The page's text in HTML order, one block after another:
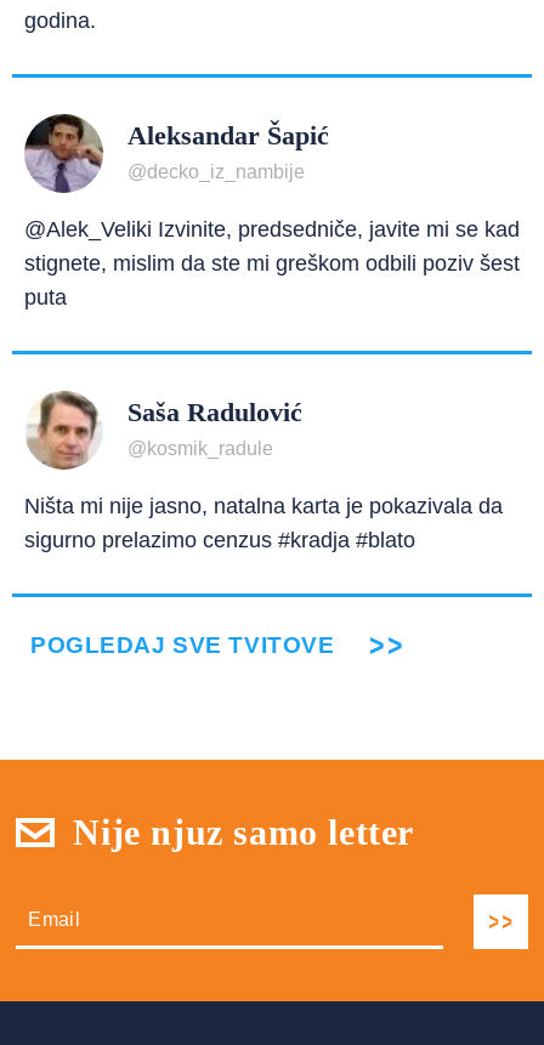
godina.
Aleksandar Šapić
@decko_iz_nambije
@Alek_Veliki Izvinite, predsedniče, javite mi se kad
stignete, mislim da ste mi greškom odbili poziv šest
puta
Saša Radulović
@kosmik_radule
Ništa mi nije jasno, natalna karta je pokazivala da
sigurno prelazimo cenzus #kradja #blato
POGLEDAJ SVE TVITOVE
Nije njuz samo letter